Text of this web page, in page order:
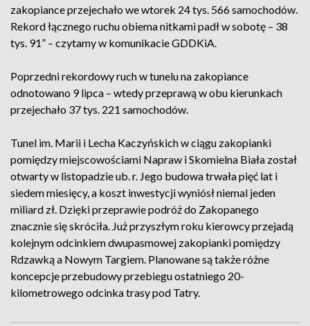
zakopiance przejechało we wtorek 24 tys. 566 samochodów.
Rekord łącznego ruchu obiema nitkami padł w sobotę – 38
tys. 91” – czytamy w komunikacie GDDKiA.
Poprzedni rekordowy ruch w tunelu na zakopiance
odnotowano 9 lipca – wtedy przeprawą w obu kierunkach
przejechało 37 tys. 221 samochodów.
Tunel im. Marii i Lecha Kaczyńskich w ciągu zakopianki
pomiędzy miejscowościami Napraw i Skomielna Biała został
otwarty w listopadzie ub. r. Jego budowa trwała pięć lat i
siedem miesięcy, a koszt inwestycji wyniósł niemal jeden
miliard zł. Dzięki przeprawie podróż do Zakopanego
znacznie się skróciła. Już przyszłym roku kierowcy przejadą
kolejnym odcinkiem dwupasmowej zakopianki pomiędzy
Rdzawką a Nowym Targiem. Planowane są także różne
koncepcje przebudowy przebiegu ostatniego 20-
kilometrowego odcinka trasy pod Tatry.